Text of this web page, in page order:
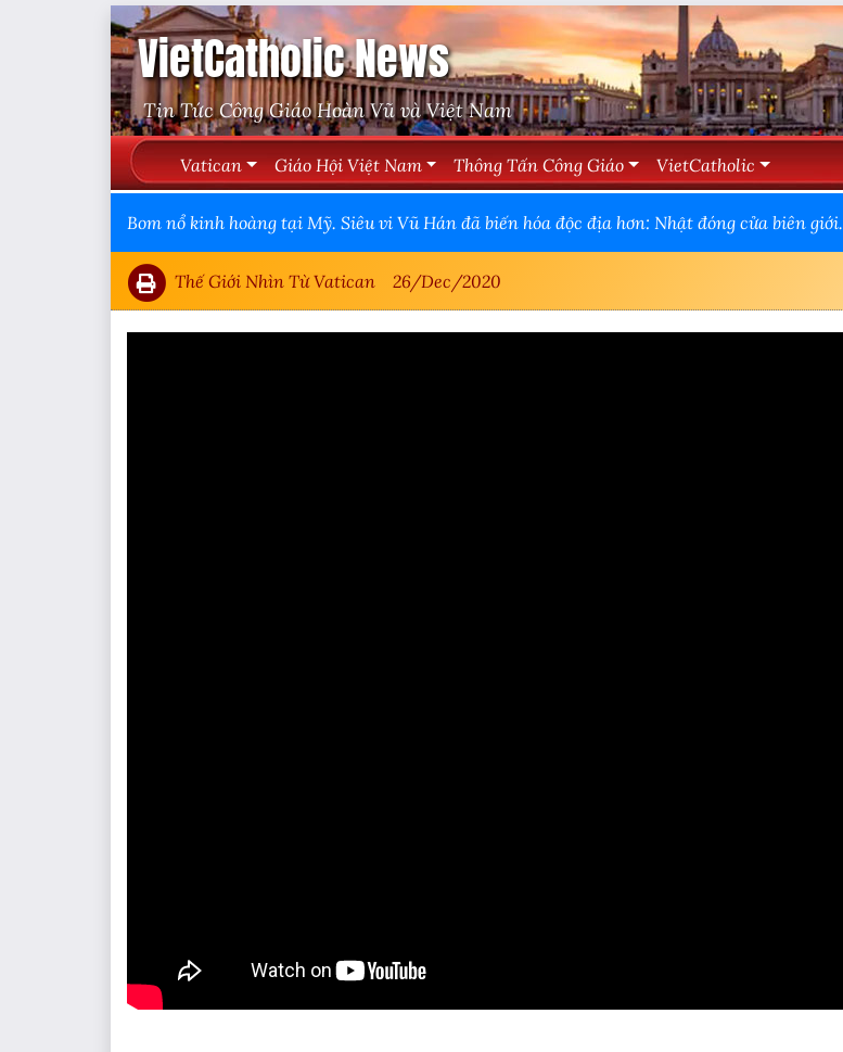
VietCatholic News
Tin Tức Công Giáo Hoàn Vũ và Việt Nam
Vatican Giáo Hội Việt Nam Thông Tấn Công Giáo VietCatholic
Bom nổ kinh hoàng tại Mỹ. Siêu vi Vũ Hán đã biến hóa độc địa hơn: Nhật đóng cửa biên giới.
Thế Giới Nhìn Từ Vatican 26/Dec/2020